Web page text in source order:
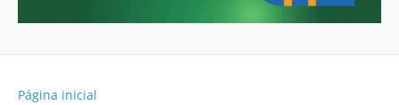
Página inicial